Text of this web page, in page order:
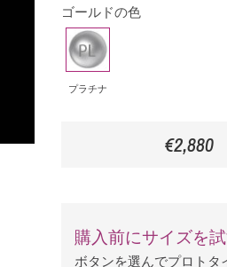
ン
ド
ダ
ゴールドの色
プ
ラ
チ
プラチナ
€2,880
購入前にサイズを
ボタンを選んでプロトタ